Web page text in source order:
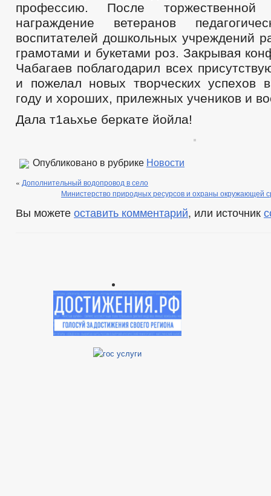
профессию. После
награждение ветеранов
воспитателей дошкольных учреждений
грамотами и букетами роз. Закрывая
Чабагаев поблагодарил всех
и пожелал новых творческих успехов
году и хороших, прилежных учеников и
Дала т1аьхье беркате йойла!
Опубликовано в рубрике Новости
« Дополнительный водопровод в село
Министерство природных ресурсов и охраны окружающей
Вы можете оставить комментарий, или источник